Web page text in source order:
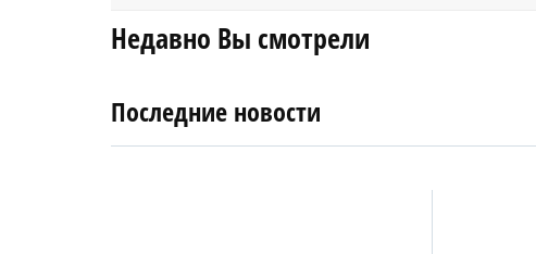
Недавно Вы смотрели
Последние новости